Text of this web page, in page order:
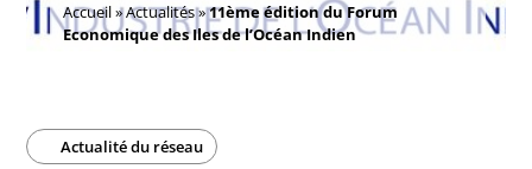
Accueil»Actualités»11ème édition du Forum
Economique des Iles de l’Océan Indien
Actualité du réseau